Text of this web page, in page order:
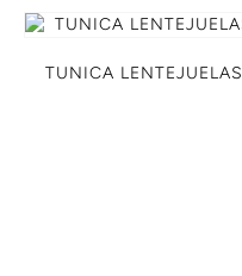
TUNICA LENTEJUELAS